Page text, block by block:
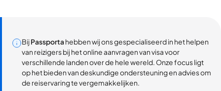
BijPassportahebben wij ons gespecialiseerd in het helpen
van reizigers bij het online aanvragen van visa voor
verschillende landen over de hele wereld. Onze focus ligt
op het bieden van deskundige ondersteuning en advies om
de reiservaring te vergemakkelijken.